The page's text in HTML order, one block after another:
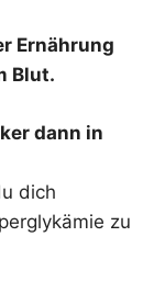
Ernährung
Blut.
dann in
dich
zu